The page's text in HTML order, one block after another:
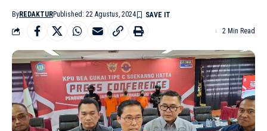
ByREDAKTURPublished: 22 Agustus, 2024
2 Min Read